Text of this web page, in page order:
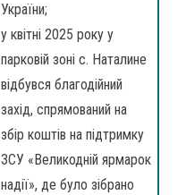
України;
у квітні 2025 року у
парковій зоні с. Наталине
відбувся благодійний
захід, спрямований на
збір коштів на підтримку
ЗСУ «Великодній ярмарок
надії», де було зібрано